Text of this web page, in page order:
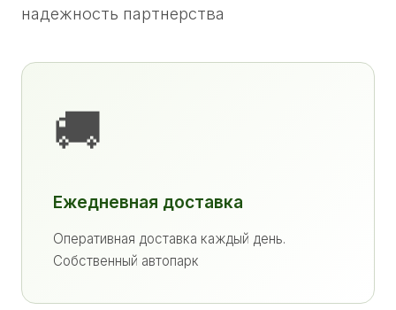
надежность партнерства
🚚
Ежедневная доставка
Оперативная доставка каждый день.
Собственный автопарк